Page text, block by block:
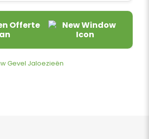
Offerte
Gevel Jaloezieën